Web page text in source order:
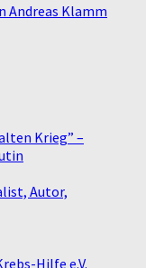
Andreas Klamm
Krieg” –
Autor,
Hilfe e.V.